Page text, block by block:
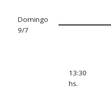
Domingo
9/7
13:30
hs.